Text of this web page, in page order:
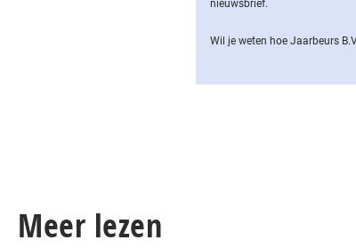
nieuwsbrief.
Wil je weten hoe Jaarbeurs
Meer lezen